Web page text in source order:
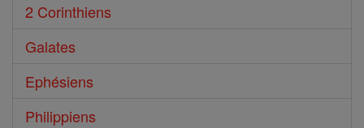
2 Corinthiens
Galates
Ephésiens
Philippiens